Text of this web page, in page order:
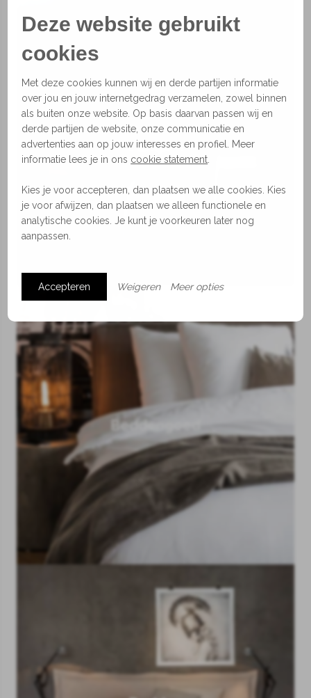
Lampen
Beddengoed
Deze website gebruikt
cookies
Met deze cookies kunnen wij en derde partijen informatie
over jou en jouw internetgedrag verzamelen, zowel binnen
als buiten onze website. Op basis daarvan passen wij en
derde partijen de website, onze communicatie en
advertenties aan op jouw interesses en profiel. Meer
informatie lees je in ons cookie statement
Kies je voor accepteren, dan plaatsen we alle cookies. Kies
je voor afwijzen, dan plaatsen we alleen functionele en
analytische cookies. Je kunt je voorkeuren later nog
aanpassen.
Accepteren Weigeren Meer opties